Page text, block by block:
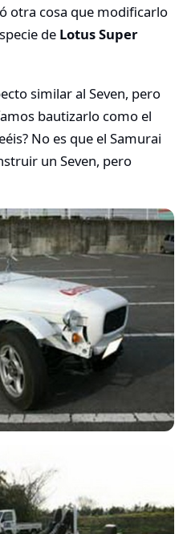
otra cosa que modificarlo
de Lotus Super
similar al Seven, pero
bautizarlo como el
No es que el Samurai
un Seven, pero